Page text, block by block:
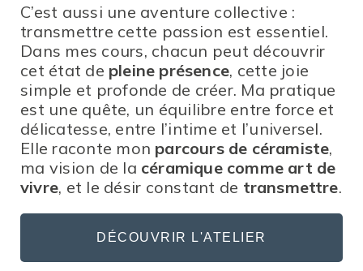
C’est aussi une aventure collective :
transmettre cette passion est essentiel.
Dans mes cours, chacun peut découvrir
cet état de pleine présence, cette joie
simple et profonde de créer. Ma pratique
est une quête, un équilibre entre force et
délicatesse, entre l’intime et l’universel.
Elle raconte mon parcours de céramiste,
ma vision de la céramique comme art de
vivre, et le désir constant de transmettre.
DÉCOUVRIR L'ATELIER